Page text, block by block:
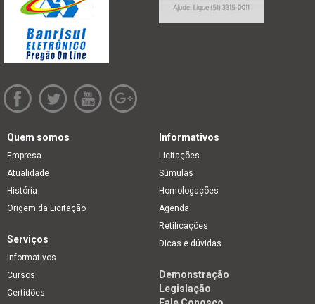
Quem somos
Empresa
Atualidade
História
Origem da Licitação
Informativos
Licitações
Súmulas
Homologações
Agenda
Retificações
Dicas e dúvidas
Serviços
Informativos
Cursos
Certidões
Demonstração
Legislação